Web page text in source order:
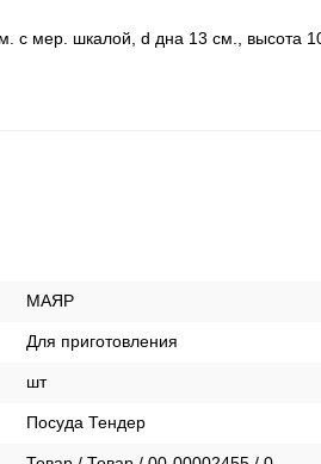
с мер. шкалой, d дна 13 см., высота
МАЯР
Для приготовления
шт
Посуда Тендер